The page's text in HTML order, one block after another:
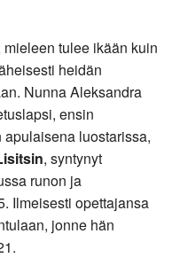
tulee ikään kuin
heidän
Nunna Aleksandra
ensin
luostarissa,
, syntynyt
runon ja
Ilmeisesti opettajansa
jonne hän